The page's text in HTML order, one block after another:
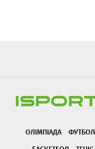
ОЛІМПІАДА ФУТБОЛ